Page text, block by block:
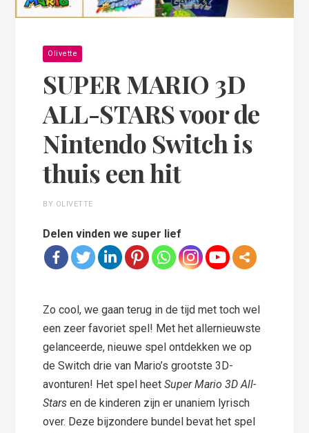
Olivette
SUPER MARIO 3D
ALL-STARS voor de
Nintendo Switch is
thuis een hit
BY OLIVETTE
Delen vinden we super lief
Zo cool, we gaan terug in de tijd met toch wel
een zeer favoriet spel! Met het allernieuwste
gelanceerde, nieuwe spel ontdekken we op
de Switch drie van Mario’s grootste 3D-
avonturen! Het spel heet Super Mario 3D All-
Stars en de kinderen zijn er unaniem lyrisch
over. Deze bijzondere bundel bevat het spel